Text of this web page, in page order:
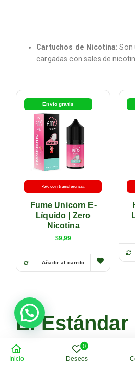
Cartuchos de Nicotina: Son
cargadas con sales de
Envío gratis
-5% con transferencia
Fume Unicorn E-
Líquido | Zero
Nicotina
$9,99
Añadir al carrito
El Estándar
Cartuchos
Inicio
0
Deseos